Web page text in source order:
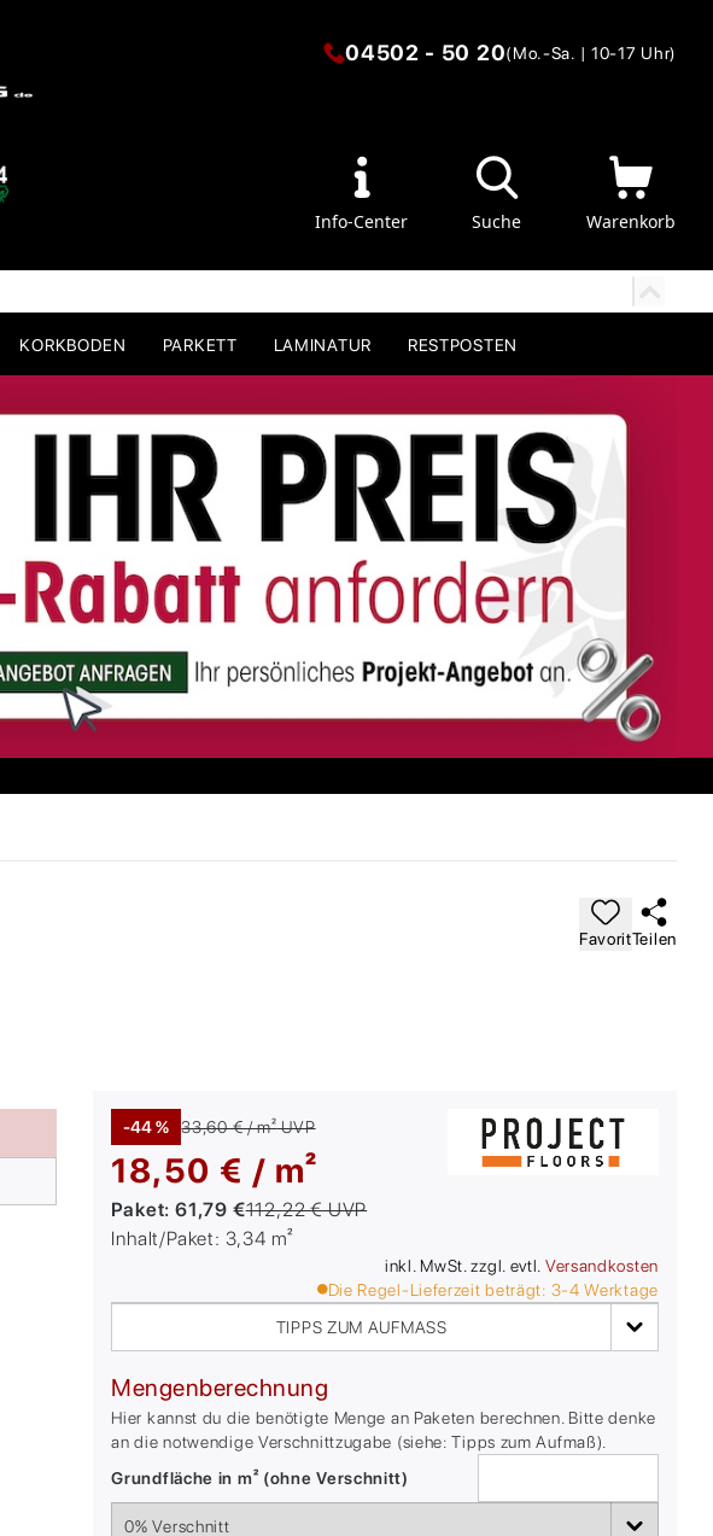
04502 - 50 20(Mo.-Sa. | 10-17 Uhr)
Info-Center Suche Warenkorb
KORKBODEN PARKETT LAMINATUR RESTPOSTEN
FavoritTeilen
-44 % 33,60 € / m²UVP
18,50 € / m²
Paket: 61,79 €112,22 €UVP
Inhalt/Paket: 3,34 m²
inkl. MwSt. zzgl. evtl. Versandkosten
Die Regel-Lieferzeit beträgt: 3-4 Werktage
TIPPS ZUM AUFMASS
Mengenberechnung
Hier kannst du die benötigte Menge an Paketen berechnen. Bitte denke
an die notwendige Verschnittzugabe (siehe: Tipps zum Aufmaß).
Grundfläche in m² (ohne Verschnitt)